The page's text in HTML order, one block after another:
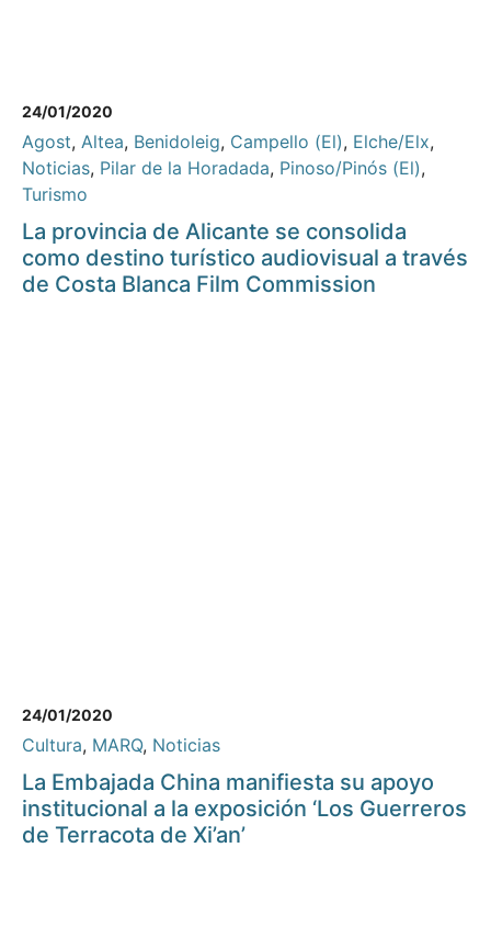
24/01/2020
Agost, Altea, Benidoleig, Campello (El), Elche/Elx,
Noticias, Pilar de la Horadada, Pinoso/Pinós (El),
Turismo
La provincia de Alicante se consolida
como destino turístico audiovisual a través
de Costa Blanca Film Commission
24/01/2020
Cultura, MARQ, Noticias
La Embajada China manifiesta su apoyo
institucional a la exposición ‘Los Guerreros
de Terracota de Xi’an’